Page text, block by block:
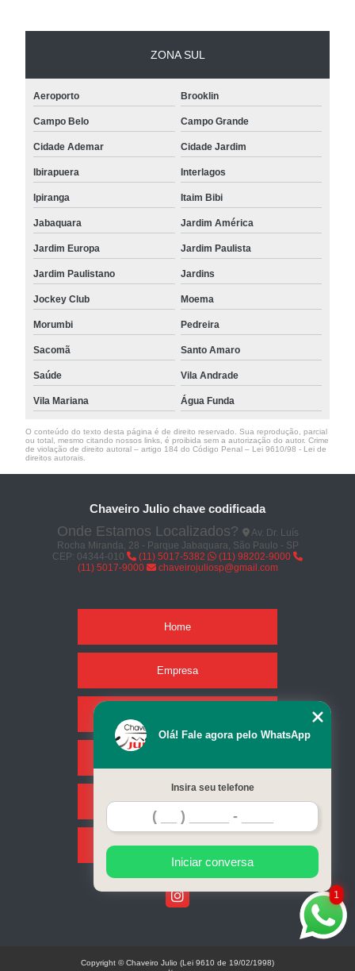
ZONA SUL
Aeroporto Brooklin
Campo Belo Campo Grande
Cidade Ademar Cidade Jardim
Ibirapuera Interlagos
Ipiranga Itaim Bibi
Jabaquara Jardim América
Jardim Europa Jardim Paulista
Jardim Paulistano Jardins
Jockey Club Moema
Morumbi Pedreira
Sacomã Santo Amaro
Saúde Vila Andrade
Vila Mariana Água Funda
O conteúdo do texto desta página é de direito reservado. Sua reprodução, parcial
ou total, mesmo citando nossos links, é proibida sem a autorização do autor. Crime
de violação de direito autoral – artigo 184 do Código Penal – Lei 9610/98 - Lei de
direitos autorais
Chaveiro Julio chave codificada
Onde Estamos Localizados?
Av. Dr. Luís
Rocha Miranda, 28 - Parque Jabaquara, São Paulo - SP
CEP: 04344-010
(11) 5017-5382
(11) 98202-9000
(11) 5017-9000
chaveirojuliosp@gmail.com
Home
Empresa
Contato
Mapa do site
1
Olá! Fale agora pelo WhatsApp
Insira seu telefone
Iniciar conversa
Copyright © Chaveiro Julio (Lei 9610 de 19/02/1998)